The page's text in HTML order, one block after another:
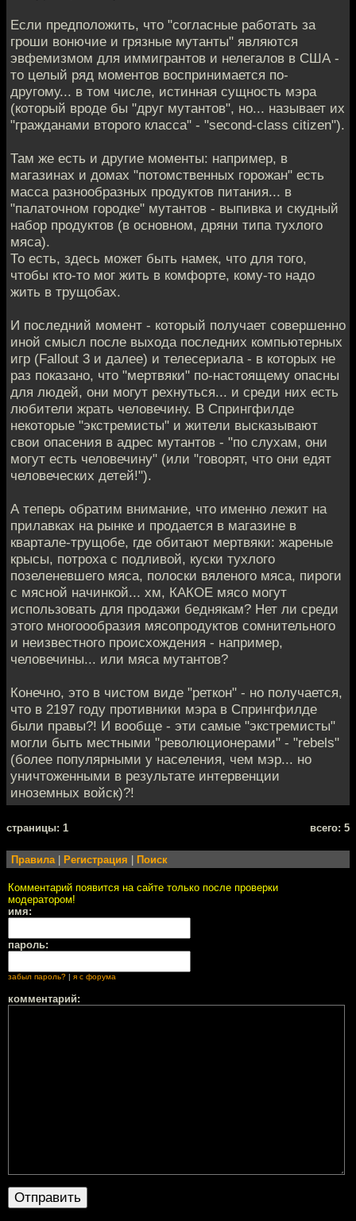
Если предположить, что "согласные работать за
гроши вонючие и грязные мутанты" являются
эвфемизмом для иммигрантов и нелегалов в США -
то целый ряд моментов воспринимается по-
другому... в том числе, истинная сущность мэра
(который вроде бы "друг мутантов", но... называет их
"гражданами второго класса" - "second-class citizen").
Там же есть и другие моменты: например, в
магазинах и домах "потомственных горожан" есть
масса разнообразных продуктов питания... в
"палаточном городке" мутантов - выпивка и скудный
набор продуктов (в основном, дряни типа тухлого
мяса).
То есть, здесь может быть намек, что для того,
чтобы кто-то мог жить в комфорте, кому-то надо
жить в трущобах.
И последний момент - который получает совершенно
иной смысл после выхода последних компьютерных
игр (Fallout 3 и далее) и телесериала - в которых не
раз показано, что "мертвяки" по-настоящему опасны
для людей, они могут рехнуться... и среди них есть
любители жрать человечину. В Спрингфилде
некоторые "экстремисты" и жители высказывают
свои опасения в адрес мутантов - "по слухам, они
могут есть человечину" (или "говорят, что они едят
человеческих детей!").
А теперь обратим внимание, что именно лежит на
прилавках на рынке и продается в магазине в
квартале-трущобе, где обитают мертвяки: жареные
крысы, потроха с подливой, куски тухлого
позеленевшего мяса, полоски вяленого мяса, пироги
с мясной начинкой... хм, КАКОЕ мясо могут
использовать для продажи беднякам? Нет ли среди
этого многоообразия мясопродуктов сомнительного
и неизвестного происхождения - например,
человечины... или мяса мутантов?
Конечно, это в чистом виде "реткон" - но получается,
что в 2197 году противники мэра в Спрингфилде
были правы?! И вообще - эти самые "экстремисты"
могли быть местными "революционерами" - "rebels"
(более популярными у населения, чем мэр... но
уничтоженными в результате интервенции
иноземных войск)?!
cтраницы: 1 всего: 5
Правила | Регистрация | Поиск
Комментарий появится на сайте только после проверки
модератором!
имя:
пароль:
забыл пароль? | я с форума
комментарий: